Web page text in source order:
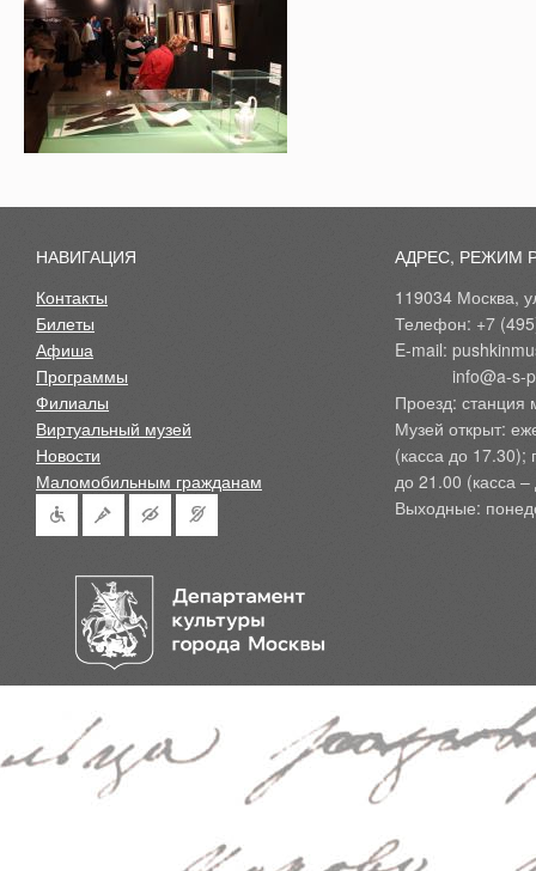
НАВИГАЦИЯ
Контакты
Билеты
Афиша
Программы
Филиалы
Виртуальный музей
Новости
Маломобильным гражданам
АДРЕС, РЕЖИМ
119034 Москва,
Телефон: +7
E-mail:
Проезд: станция
Музей открыт:
(касса до 17.30);
до 21.00 (касса
Выходные: